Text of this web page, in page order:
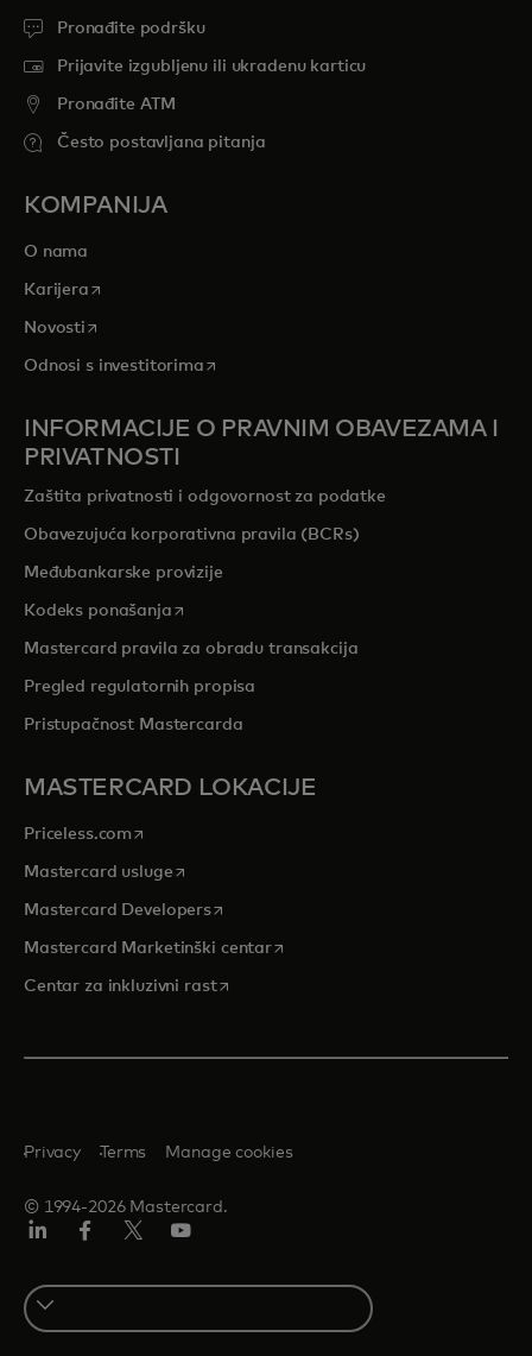
Pronađite podršku
Prijavite izgubljenu ili ukradenu karticu
Pronađite ATM
Često postavljana pitanja
KOMPANIJA
O nama
Karijeraopens in a new tab
Novosti opens in a new tab
Odnosi s investitorimaopens in a new tab
INFORMACIJE O PRAVNIM OBAVEZAMA I
PRIVATNOSTI
Zaštita privatnosti i odgovornost za podatke
Obavezujuća korporativna pravila (BCRs)
Međubankarske provizije
Kodeks ponašanjaopens in a new tab
Mastercard pravila za obradu transakcija
Pregled regulatornih propisa
Pristupačnost Mastercarda
MASTERCARD LOKACIJE
Priceless.com opens in a new tab
Mastercard uslugeopens in a new tab
Mastercard Developersopens in a new tab
Mastercard Marketinški centaropens in a new tab
Centar za inkluzivni rastopens in a new tab
© 1994-2026 Mastercard.
Privacy Terms Manage cookies
Select
a
country